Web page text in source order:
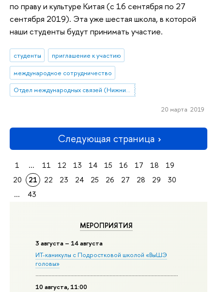
МЕРОПРИЯТИЯ
3 августа – 14 августа
ИТ-каникулы с Подростковой школой «ВыШЭ
головы»
10 августа, 11:00
по праву и культуре Китая (с 16 сентября по 27
сентября 2019). Эта уже шестая школа, в которой
наши студенты будут принимать участие.
студенты
приглашение к участию
международное сотрудничество
Отдел международных связей (Нижний Новгород)
20 марта 2019
Следующая страница
1 ... 11 12 13 14 15 16 17 18
19
20
21 22 23 24 25 26 27 28 29
30
...
43